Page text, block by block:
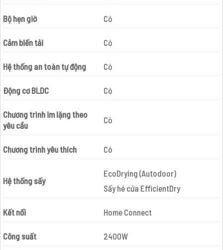
Bộ hẹn giờ Có
Cảm biến tải Có
Hệ thống an toàn tự động Có
Động cơ BLDC Có
Chương trình im lặng theo
yêu cầu
Có
Chương trình yêu thích Có
Hệ thống sấy
EcoDrying (Autodoor)
Sấy hé cửa EfficientDry
Kết nối Home Connect
Công suất 2400W